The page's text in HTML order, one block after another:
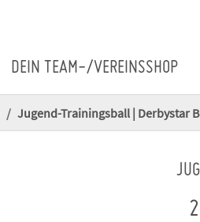
DEIN TEAM-/VEREINSSHOP
Jugend-Trainingsball | Derbystar